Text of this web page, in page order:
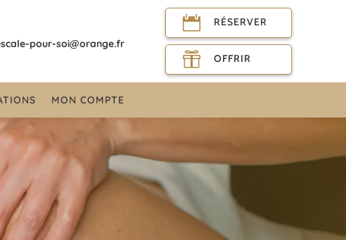
pour-soi@orange.fr
 RÉSERVER
 OFFRIR
MON COMPTE